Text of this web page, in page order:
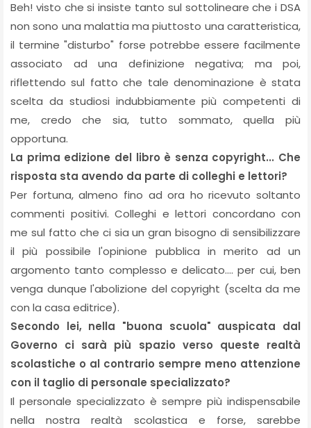
Beh! visto che si insiste tanto sul sottolineare che i DSA
non sono una malattia ma piuttosto una caratteristica,
il termine "disturbo" forse potrebbe essere facilmente
associato ad una definizione negativa; ma poi,
riflettendo sul fatto che tale denominazione è stata
scelta da studiosi indubbiamente più competenti di
me, credo che sia, tutto sommato, quella più
opportuna.
La prima edizione del libro è senza copyright... Che
risposta sta avendo da parte di colleghi e lettori?
Per fortuna, almeno fino ad ora ho ricevuto soltanto
commenti positivi. Colleghi e lettori concordano con
me sul fatto che ci sia un gran bisogno di sensibilizzare
il più possibile l'opinione pubblica in merito ad un
argomento tanto complesso e delicato.... per cui, ben
venga dunque l'abolizione del copyright (scelta da me
con la casa editrice).
Secondo lei, nella "buona scuola" auspicata dal
Governo ci sarà più spazio verso queste realtà
scolastiche o al contrario sempre meno attenzione
con il taglio di personale specializzato?
Il personale specializzato è sempre più indispensabile
nella nostra realtà scolastica e forse, sarebbe